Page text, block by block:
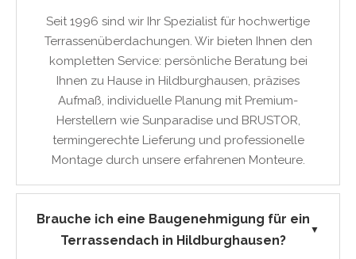
Seit 1996 sind wir Ihr Spezialist für hochwertige
Terrassenüberdachungen. Wir bieten Ihnen den
kompletten Service: persönliche Beratung bei
Ihnen zu Hause in Hildburghausen, präzises
Aufmaß, individuelle Planung mit Premium-
Herstellern wie Sunparadise und BRUSTOR,
termingerechte Lieferung und professionelle
Montage durch unsere erfahrenen Monteure.
Brauche ich eine Baugenehmigung für ein
Terrassendach in Hildburghausen?
▼